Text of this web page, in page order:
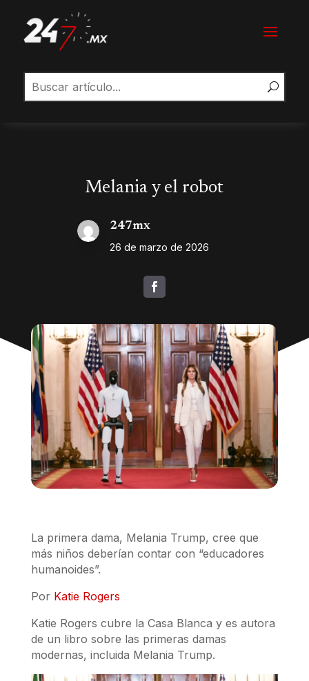
Melania y el robot
247mx
26 de marzo de 2026
La primera dama, Melania Trump, cree que
más niños deberían contar con “educadores
humanoides”.
Por Katie Rogers
Katie Rogers cubre la Casa Blanca y es autora
de un libro sobre las primeras damas
modernas, incluida Melania Trump.